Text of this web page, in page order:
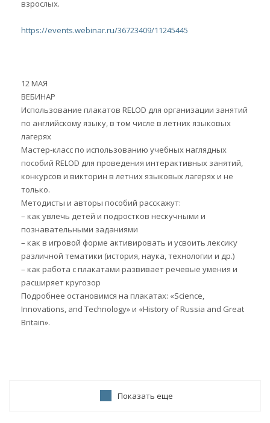
взрослых.
https://events.webinar.ru/36723409/11245445
12 МАЯ
ВЕБИНАР
Использование плакатов RELOD для организации занятий
по английскому языку, в том числе в летних языковых
лагерях
Мастер-класс по использованию учебных наглядных
пособий RELOD для проведения интерактивных занятий,
конкурсов и викторин в летних языковых лагерях и не
только.
Методисты и авторы пособий расскажут:
– как увлечь детей и подростков нескучными и
познавательными заданиями
– как в игровой форме активировать и усвоить лексику
различной тематики (история, наука, технологии и др.)
– как работа с плакатами развивает речевые умения и
расширяет кругозор
Подробнее остановимся на плакатах: «Science,
Innovations, and Technology» и «History of Russia and Great
Britain».
Показать еще